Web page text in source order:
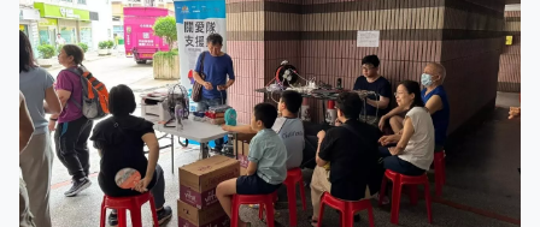
元。輝立證券董事黃瑋傑：「整體走勢仍是偏弱，恒指如
果反彈的話，今日出現下跌裂口介乎24928點至24837
點，如果反彈的話，這裂口的底部和頂部，即約24800點
至24900點，都是反彈第一個阻力位。」 科技指數跑輸大
市，新經濟股沽壓持續，百度失守120元是最弱勢藍籌，
快手跌半成。新晉藍籌中國鋁業見七個月低位，百濟神州
及極兔速遞一升一跌。AI概念股個別發展，科指新貴智譜
兼獲納入港股通，股價上升，MINIMAX急挫8%。 亞太區